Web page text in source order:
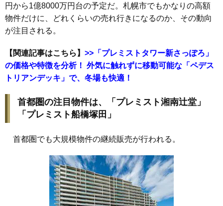
円から1億8000万円台の予定だ。札幌市でもかなりの高額
物件だけに、どれくらいの売れ行きになるのか、その動向
が注目される。
【関連記事はこちら】 >>「プレミストタワー新さっぽろ」
の価格や特徴を分析！ 外気に触れずに移動可能な「ペデス
トリアンデッキ」で、冬場も快適！
首都圏の注目物件は、「プレミスト湘南辻堂」
「プレミスト船橋塚田」
首都圏でも大規模物件の継続販売が行われる。